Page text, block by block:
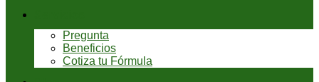
Pregunta
Beneficios
Cotiza tu Fórmula